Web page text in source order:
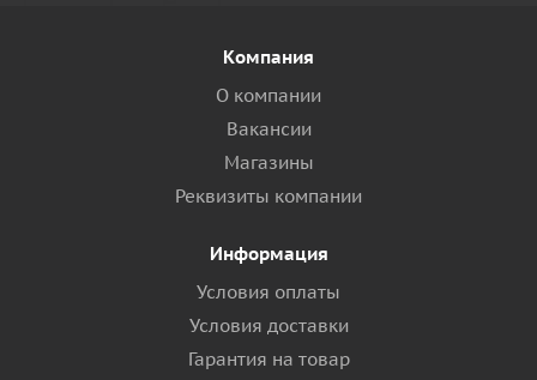
Компания
О компании
Вакансии
Магазины
Реквизиты компании
Информация
Условия оплаты
Условия доставки
Гарантия на товар